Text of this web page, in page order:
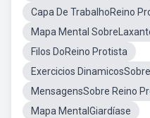
Capa De TrabalhoReino
Mapa Mental
Filos DoReino Protista
Exercicios
MensagensSobre Reino
Mapa MentalGiardíase